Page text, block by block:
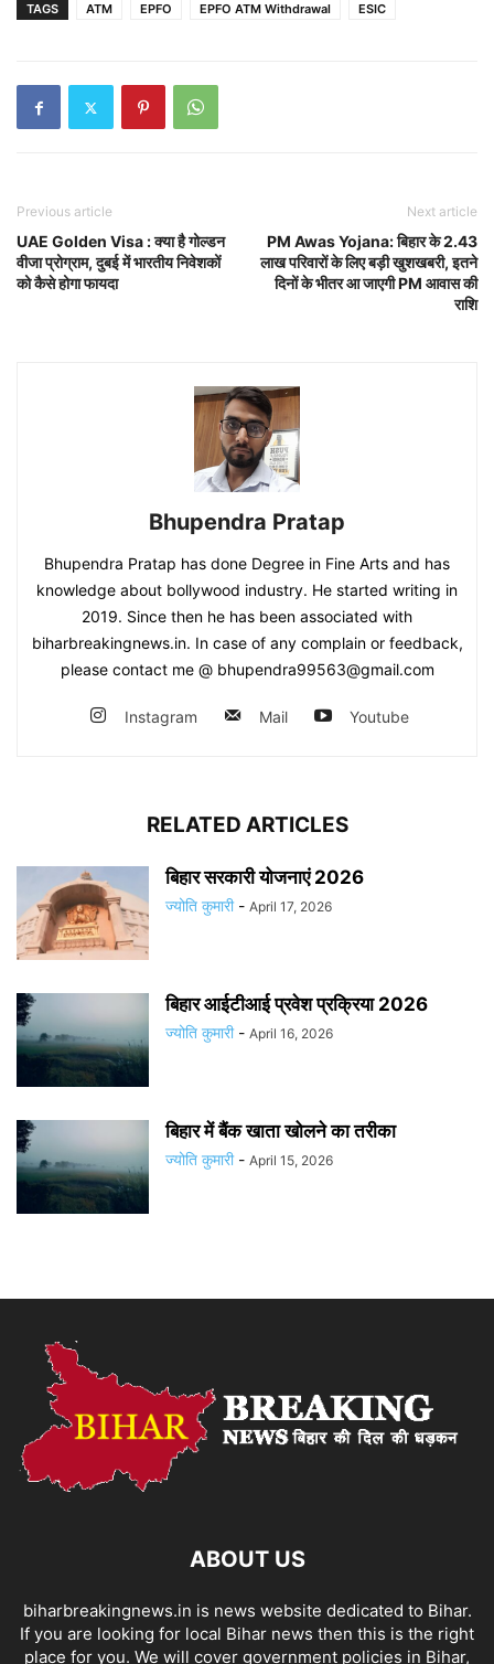
TAGS ATM EPFO EPFO ATM Withdrawal ESIC
Previous article
UAE Golden Visa : क्या है गोल्डन
वीजा प्रोग्राम, दुबई में भारतीय निवेशकों
को कैसे होगा फायदा
Next article
PM Awas Yojana: बिहार के 2.43
लाख परिवारों के लिए बड़ी खुशखबरी, इतने
दिनों के भीतर आ जाएगी PM आवास की
राशि
Bhupendra Pratap
Bhupendra Pratap has done Degree in Fine Arts and has
knowledge about bollywood industry. He started writing in
2019. Since then he has been associated with
biharbreakingnews.in. In case of any complain or feedback,
please contact me @ bhupendra99563@gmail.com
Instagram Mail Youtube
RELATED ARTICLES
बिहार सरकारी योजनाएं 2026
ज्योति कुमारी - April 17, 2026
बिहार आईटीआई प्रवेश प्रक्रिया 2026
ज्योति कुमारी - April 16, 2026
बिहार में बैंक खाता खोलने का तरीका
ज्योति कुमारी - April 15, 2026
ABOUT US
biharbreakingnews.in is news website dedicated to Bihar.
If you are looking for local Bihar news then this is the right
place for you. We will cover government policies in Bihar,